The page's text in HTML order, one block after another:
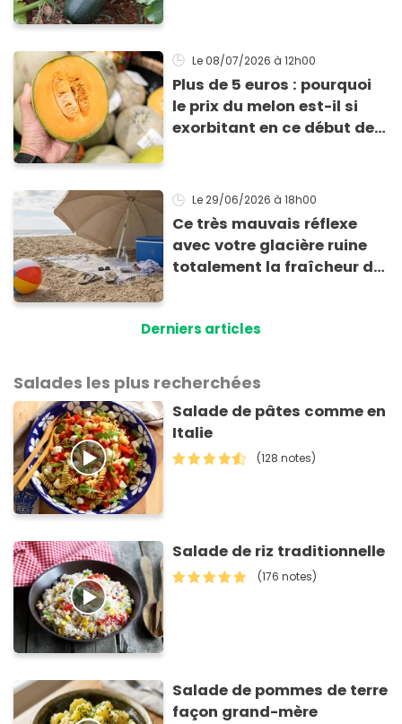
l’été !
Le 08/07/2026 à 12h00
Plus de 5 euros : pourquoi
le prix du melon est-il si
exorbitant en ce début de
Le 29/06/2026 à 18h00
Ce très mauvais réflexe
avec votre glacière ruine
totalement la fraîcheur de
Derniers articles
Salades les plus recherchées
Salade de pâtes comme en
Italie
(128 notes)
Salade de riz traditionnelle
(176 notes)
Salade de pommes de terre
façon grand-mère